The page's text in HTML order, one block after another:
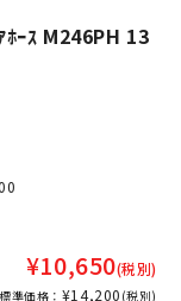
ﾎｰｽ M246PH 13
¥10,650(税別)
標準価格： ¥14,200 (税別)